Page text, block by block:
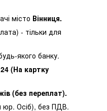
місто Вінниця.
- тільки для
якого банку.
(На картку
(без переплат).
юр. Осіб), без ПДВ.